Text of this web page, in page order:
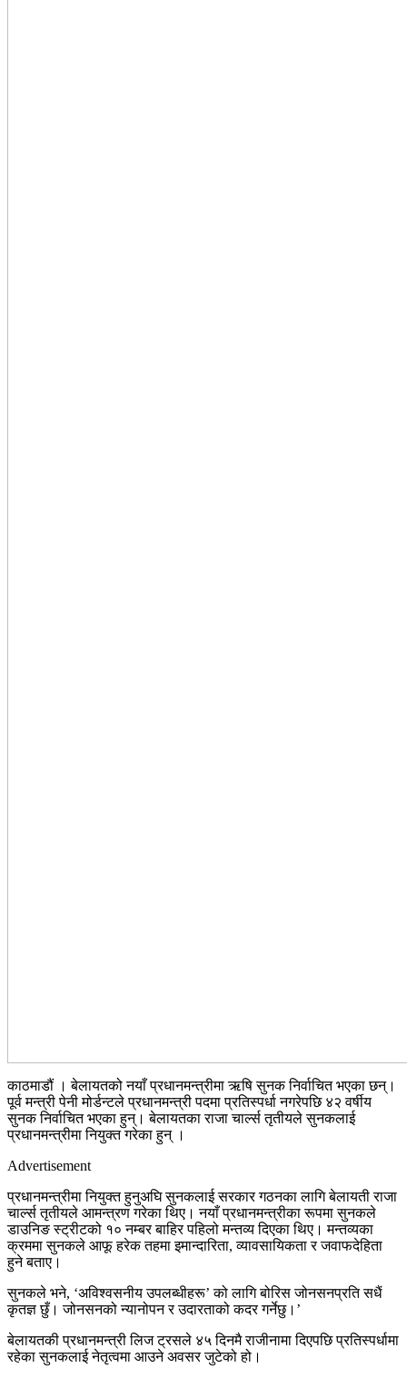
काठमाडौं । बेलायतको नयाँ प्रधानमन्त्रीमा ऋषि सुनक निर्वाचित भएका छन्।
पूर्व मन्त्री पेनी मोर्डन्टले प्रधानमन्त्री पदमा प्रतिस्पर्धा नगरेपछि ४२ वर्षीय
सुनक निर्वाचित भएका हुन्। बेलायतका राजा चार्ल्स तृतीयले सुनकलाई
प्रधानमन्त्रीमा नियुक्त गरेका हुन् ।
Advertisement
प्रधानमन्त्रीमा नियुक्त हुनुअघि सुनकलाई सरकार गठनका लागि बेलायती राजा
चार्ल्स तृतीयले आमन्त्रण गरेका थिए। नयाँ प्रधानमन्त्रीका रूपमा सुनकले
डाउनिङ स्ट्रीटको १० नम्बर बाहिर पहिलो मन्तव्य दिएका थिए। मन्तव्यका
क्रममा सुनकले आफू हरेक तहमा इमान्दारिता, व्यावसायिकता र जवाफदेहिता
हुने बताए।
सुनकले भने, ‘अविश्वसनीय उपलब्धीहरू’ को लागि बोरिस जोनसनप्रति सधैं
कृतज्ञ छुँ। जोनसनको न्यानोपन र उदारताको कदर गर्नेछु।’
बेलायतकी प्रधानमन्त्री लिज ट्रसले ४५ दिनमै राजीनामा दिएपछि प्रतिस्पर्धामा
रहेका सुनकलाई नेतृत्वमा आउने अवसर जुटेको हो।